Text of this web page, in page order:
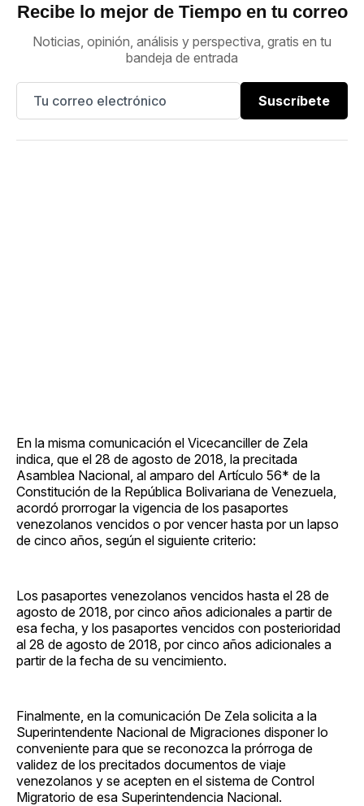
Recibe lo mejor de Tiempo en tu correo
Noticias, opinión, análisis y perspectiva, gratis en tu
bandeja de entrada
Suscríbete
En la misma comunicación el Vicecanciller de Zela
indica, que el 28 de agosto de 2018, la precitada
Asamblea Nacional, al amparo del Artículo 56* de la
Constitución de la República Bolivariana de Venezuela,
acordó prorrogar la vigencia de los pasaportes
venezolanos vencidos o por vencer hasta por un lapso
de cinco años, según el siguiente criterio:
Los pasaportes venezolanos vencidos hasta el 28 de
agosto de 2018, por cinco años adicionales a partir de
esa fecha, y los pasaportes vencidos con posterioridad
al 28 de agosto de 2018, por cinco años adicionales a
partir de la fecha de su vencimiento.
Finalmente, en la comunicación De Zela solicita a la
Superintendente Nacional de Migraciones disponer lo
conveniente para que se reconozca la prórroga de
validez de los precitados documentos de viaje
venezolanos y se acepten en el sistema de Control
Migratorio de esa Superintendencia Nacional.